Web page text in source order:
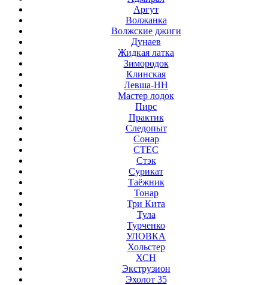
Аргут
Волжанка
Волжские джиги
Дунаев
Жидкая латка
Зимородок
Клинская
Левша-НН
Мастер лодок
Пирс
Практик
Следопыт
Сонар
СТЕС
Стэк
Сурикат
Таёжник
Тонар
Три Кита
Тула
Турченко
УЛОВКА
Хольстер
ХСН
Экструзион
Эхолот 35